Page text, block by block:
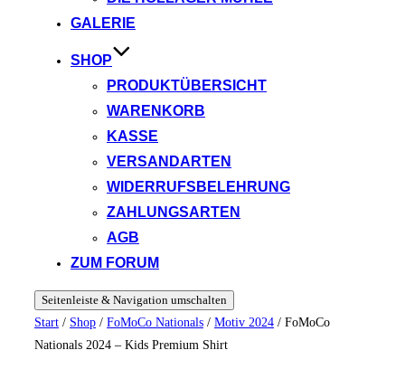
GALERIE
SHOP
PRODUKTÜBERSICHT
WARENKORB
KASSE
VERSANDARTEN
WIDERRUFSBELEHRUNG
ZAHLUNGSARTEN
AGB
ZUM FORUM
Seitenleiste & Navigation umschalten
Start / Shop / FoMoCo Nationals / Motiv 2024 / FoMoCo
Nationals 2024 – Kids Premium Shirt